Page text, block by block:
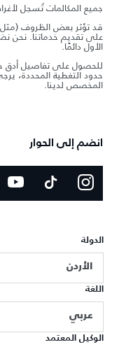
جميع المكالمات تُسجل
قد تؤثر بعض الظروف (مثل
على تقديم خدماتنا. نحن
الأول دائمًا.
للحصول على تفاصيل أدق
حدود التغطية المحددة،
المخصص لدينا.
انضم إلى الحوار
الدولة
الأردن
اللغة
عربي
الوكيل المعتمد